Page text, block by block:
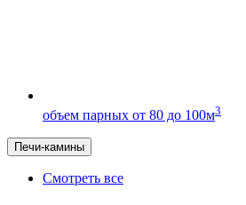
объем парных от 80 до 100м3
Печи-камины
Смотреть все